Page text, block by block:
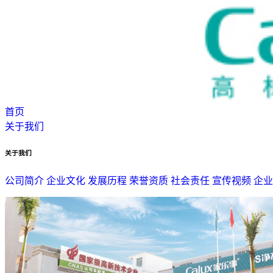
首页
关于我们
关于我们
公司简介 企业文化 发展历程 荣誉资质 社会责任 宣传视频 企